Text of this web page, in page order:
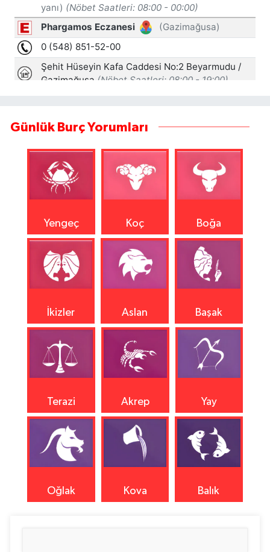
Günlük Burç Yorumları
Yengeç Koç Boğa
İkizler Aslan Başak
Terazi Akrep Yay
Oğlak Kova Balık